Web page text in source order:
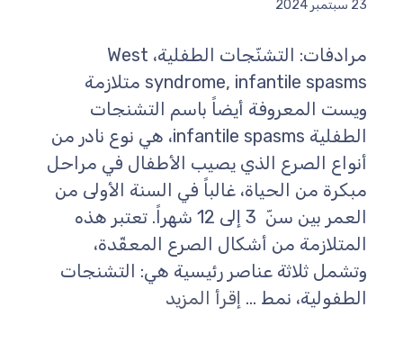
23 سبتمبر 2024
مرادفات: التشنّجات الطفلية، West
syndrome, infantile spasms متلازمة
ويست المعروفة أيضاً باسم التشنجات
الطفلية infantile spasms، هي نوع نادر من
أنواع الصرع الذي يصيب الأطفال في مراحل
مبكرة من الحياة، غالباً في السنة الأولى من
العمر بين سنّ 3 إلى 12 شهراً. تعتبر هذه
المتلازمة من أشكال الصرع المعقّدة،
وتشمل ثلاثة عناصر رئيسية هي: التشنجات
الطفولية، نمط ... إقرأ المزيد